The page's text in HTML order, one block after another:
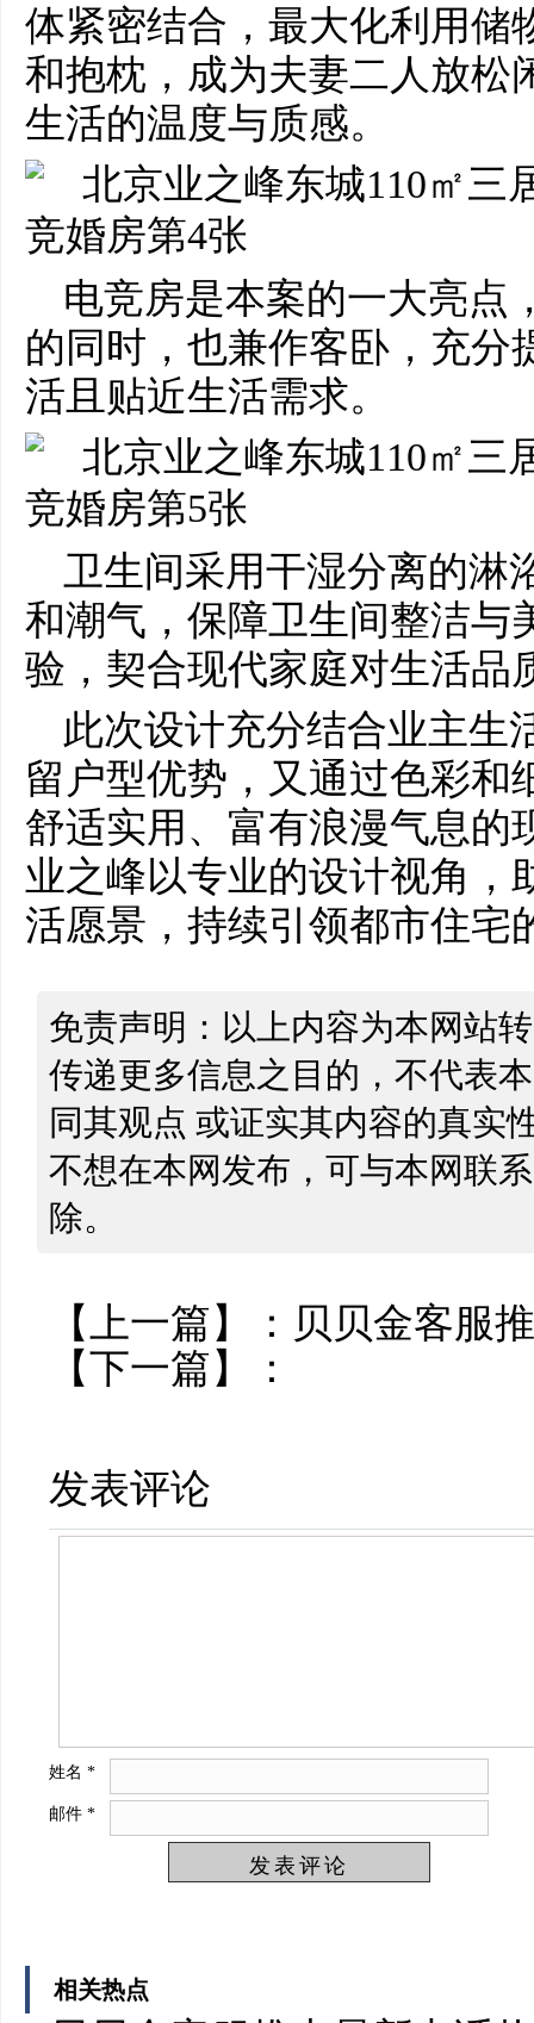
体紧密结合，最大化利用储
和抱枕，成为夫妻二人放松
生活的温度与质感。
电竞房是本案的一大亮点
的同时，也兼作客卧，充分
活且贴近生活需求。
卫生间采用干湿分离的淋
和潮气，保障卫生间整洁与
验，契合现代家庭对生活品
此次设计充分结合业主生
留户型优势，又通过色彩和
舒适实用、富有浪漫气息的
业之峰以专业的设计视角，
活愿景，持续引领都市住宅
免责声明：以上内容为本网站
传递更多信息之目的，不代表
同其观点 或证实其内容的真实
不想在本网发布，可与本网联
除。
【上一篇】： 贝贝金客服
【下一篇】：
发表评论
姓名 *
邮件 *
相关热点